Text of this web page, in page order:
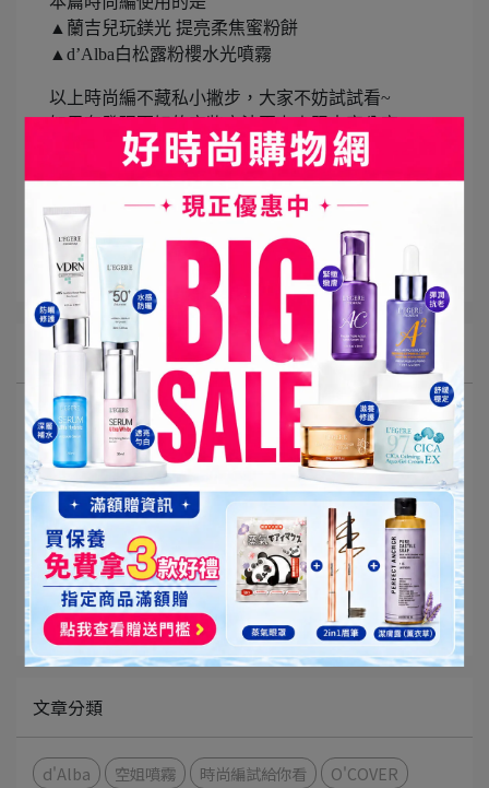
▲蘭吉兒玩鎂光 提亮柔焦蜜粉餅
▲d’Alba白松露粉櫻水光噴霧
以上時尚編不藏私小撇步，大家不妨試試看~
如果有發現更好的定妝方法再上來跟大家分享^^
點我進賣場:https://lihi1.com/Fk6OO
所有文章主題
最新消息
影音專區
媒體報導
部落客推薦
時尚編大實測
好時尚美容室
文章分類
d'Alba 空姐噴霧 時尚編試給你看
O'COVER